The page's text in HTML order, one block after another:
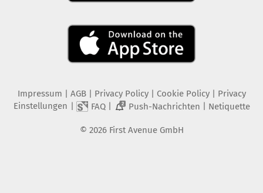
Impressum | AGB | Privacy Policy| Cookie Policy| Privacy
Einstellungen | FAQ| 2 Push-Nachrichten | Netiquette
© 2026 First Avenue GmbH